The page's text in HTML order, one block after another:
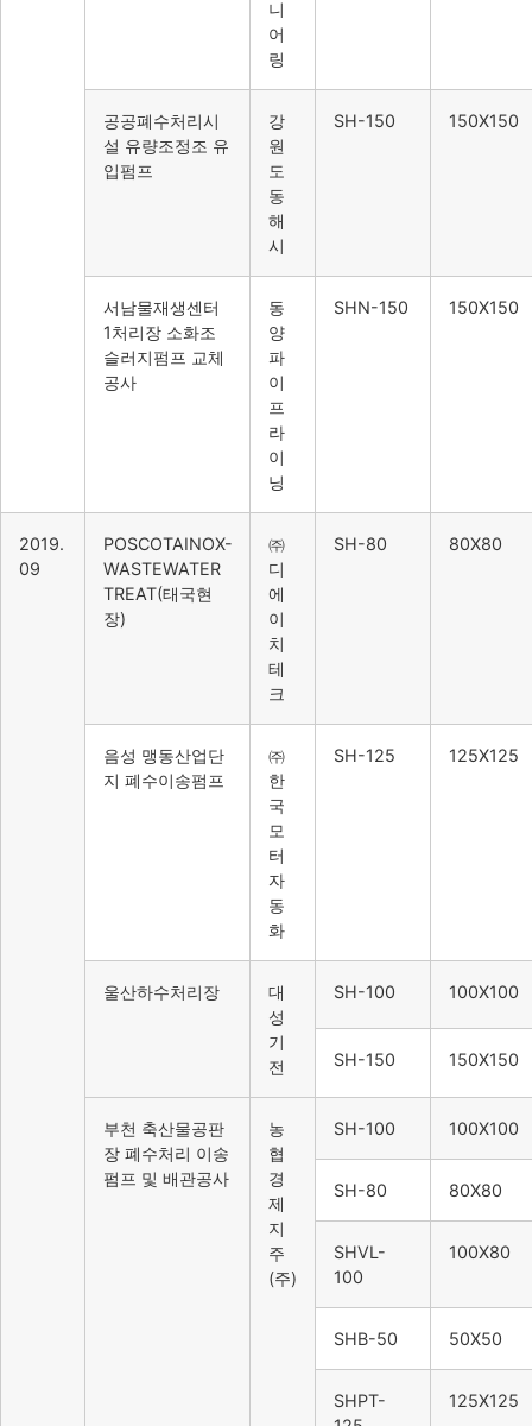
니
어
링
공공폐수처리시
설 유량조정조 유
입펌프
강
원
도
동
해
시
SH-150 150X150
서남물재생센터
1처리장 소화조
슬러지펌프 교체
공사
동
양
파
이
프
라
이
닝
SHN-150 150X150
2019.
09
POSCOTAINOX-
WASTEWATER
TREAT(태국현
장)
㈜
디
에
이
치
테
크
SH-80 80X80
음성 맹동산업단
지 폐수이송펌프
㈜
한
국
모
터
자
동
화
SH-125 125X125
울산하수처리장
대
성
기
전
SH-100 100X100
SH-150 150X150
부천 축산물공판
장 폐수처리 이송
펌프 및 배관공사
농
협
경
제
지
주
(주)
SH-100 100X100
SH-80 80X80
SHVL-
100
100X80
SHB-50 50X50
SHPT-
125X125